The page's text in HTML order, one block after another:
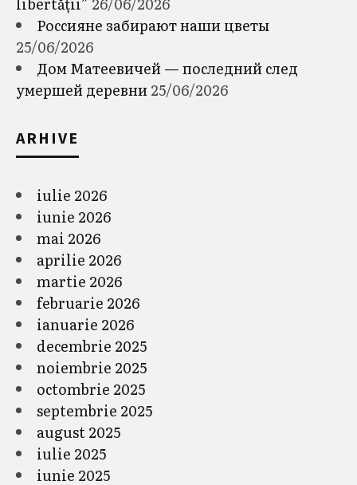
Россияне забирают наши цветы
25/06/2026
Дом Матеевичей — последний след
умершей деревни25/06/2026
ARHIVE
iulie 2026
iunie 2026
mai 2026
aprilie 2026
martie 2026
februarie 2026
ianuarie 2026
decembrie 2025
noiembrie 2025
octombrie 2025
septembrie 2025
august 2025
iulie 2025
iunie 2025